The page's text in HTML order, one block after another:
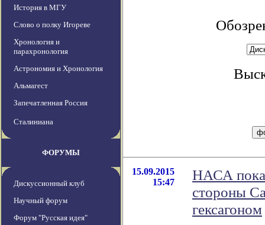
История в МГУ
Слово о полку Игореве
Хронология и
парахронология
Астрономия и Хронология
Альмагест
Запечатленная Россия
Сталиниана
ФОРУМЫ
Дискуссионный клуб
Научный форум
Форум "Русская идея"
15.09.2015
15:47
НАСА
стороны
гексагоном